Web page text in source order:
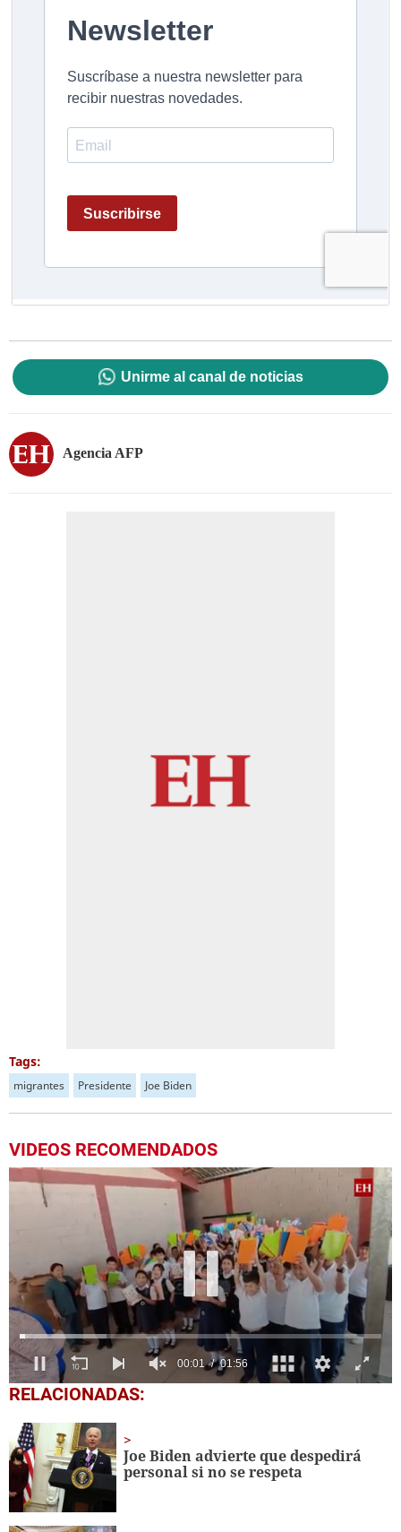
Unirme al canal de noticias
Agencia AFP
Tags:
migrantes Presidente Joe Biden
VIDEOS RECOMENDADOS
0
of
minute,
56
seconds
00:04 01:56
RELACIONADAS:
Joe Biden advierte que despedirá
personal si no se respeta